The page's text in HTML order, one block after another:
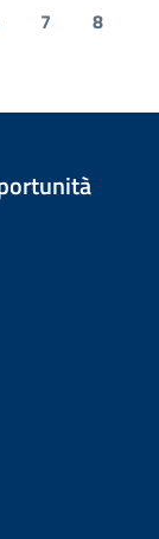
7
8